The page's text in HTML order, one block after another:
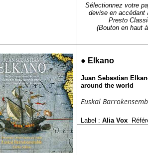
Sélectionnez votre
devise en accédant
Presto
(Bouton en haut
● Elkano
Juan Sebastian
around the world
Euskal
Label : Alia Vox